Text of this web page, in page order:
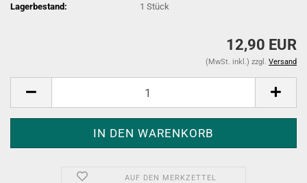
Lagerbestand:
1Stück
12,90 EUR
(MwSt. inkl.) zzgl. Versand
AUF DEN MERKZETTEL